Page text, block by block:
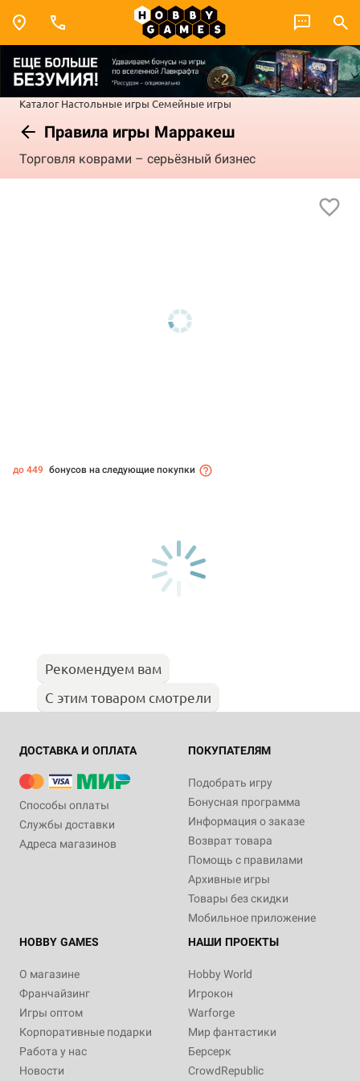
Каталог Настольные игры Семейные игры
Правила игры Марракеш
Торговля коврами – серьёзный бизнес
до 449 бонусов на следующие покупки
Рекомендуем вам
С этим товаром смотрели
ДОСТАВКА И ОПЛАТА
Способы оплаты
Службы доставки
Адреса магазинов
ПОКУПАТЕЛЯМ
Подобрать игру
Бонусная программа
Информация о заказе
Возврат товара
Помощь с правилами
Архивные игры
Товары без скидки
Мобильное приложение
HOBBY GAMES
О магазине
Франчайзинг
Игры оптом
Корпоративные подарки
Работа у нас
Новости
НАШИ ПРОЕКТЫ
Hobby World
Игрокон
Warforge
Мир фантастики
Берсерк
CrowdRepublic